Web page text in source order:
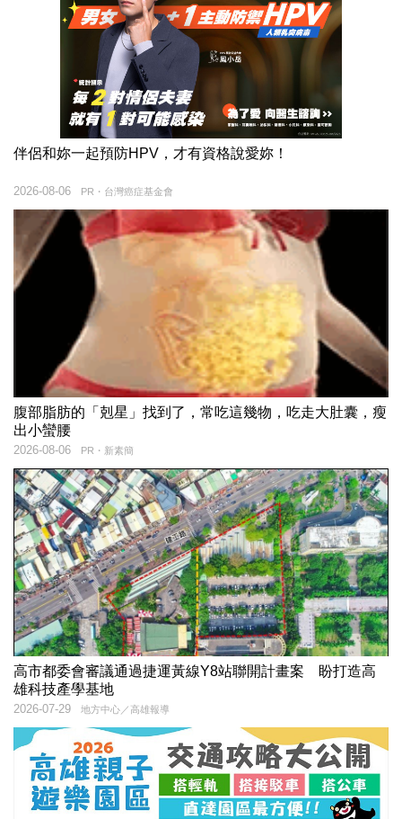
伴侶和妳一起預防HPV，才有資格說愛妳！
PR・台灣癌症基金會
2026-08-06
腹部脂肪的「剋星」找到了，常吃這幾物，吃走大肚囊，瘦
出小蠻腰
PR・新素簡
2026-08-06
高市都委會審議通過捷運黃線Y8站聯開計畫案 盼打造高
雄科技產學基地
地方中心／高雄報導
2026-07-29